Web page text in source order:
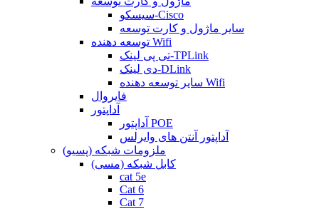
سیسکو-Cisco
سایر ماژول و کارت توسعه
توسعه دهنده Wifi
تی پی لینک-TPLink
دی لینک-DLink
سایر توسعه دهنده Wifi
فایروال
آداپتور
آداپتور POE
آداپتور آنتن های وایرلس
ملزومات شبکه (پسیو)
کابل شبکه (مسی)
cat 5e
Cat 6
Cat 7